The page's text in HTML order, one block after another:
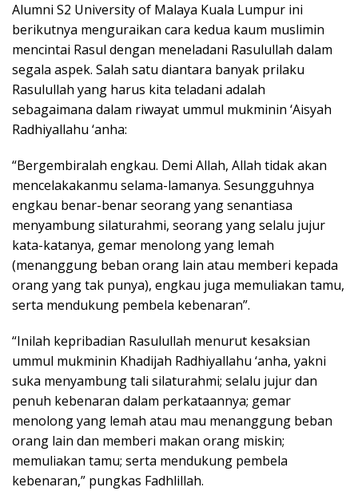
Alumni S2 University of Malaya Kuala Lumpur ini
berikutnya menguraikan cara kedua kaum muslimin
mencintai Rasul dengan meneladani Rasulullah dalam
segala aspek. Salah satu diantara banyak prilaku
Rasulullah yang harus kita teladani adalah
sebagaimana dalam riwayat ummul mukminin ‘Aisyah
Radhiyallahu ‘anha:
“Bergembiralah engkau. Demi Allah, Allah tidak akan
mencelakakanmu selama-lamanya. Sesungguhnya
engkau benar-benar seorang yang senantiasa
menyambung silaturahmi, seorang yang selalu jujur
kata-katanya, gemar menolong yang lemah
(menanggung beban orang lain atau memberi kepada
orang yang tak punya), engkau juga memuliakan tamu,
serta mendukung pembela kebenaran”.
“Inilah kepribadian Rasulullah menurut kesaksian
ummul mukminin Khadijah Radhiyallahu ‘anha, yakni
suka menyambung tali silaturahmi; selalu jujur dan
penuh kebenaran dalam perkataannya; gemar
menolong yang lemah atau mau menanggung beban
orang lain dan memberi makan orang miskin;
memuliakan tamu; serta mendukung pembela
kebenaran,” pungkas Fadhlillah.